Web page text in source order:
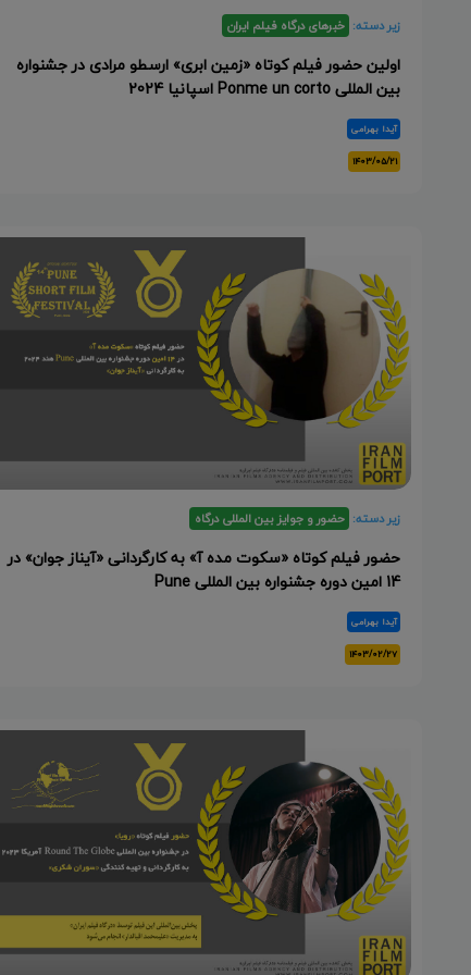
زیر دسته: خبرهای درگاه فیلم ایران
اولین حضور فیلم کوتاه «زمین ابری» ارسطو مرادی در جشنواره
بین المللی Ponme un corto اسپانیا 2024
آیدا بهرامی
۱۴۰۳/۰۵/۲۱
زیر دسته: حضور و جوایز بین المللی درگاه
حضور فیلم کوتاه «سکوت مده آ» به کارگردانی «آیناز جوان» در
14 امین دوره جشنواره بین المللی Pune
آیدا بهرامی
۱۴۰۳/۰۲/۲۷